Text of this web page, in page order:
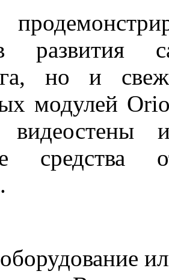
развития
но и
модулей
видеостены
средства
оборудование